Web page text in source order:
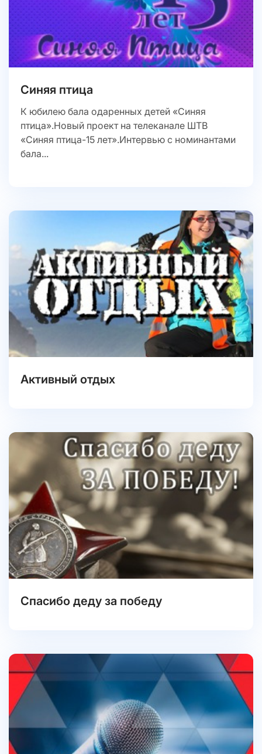
Синяя птица
К юбилею бала одаренных детей «Синяя
птица».Новый проект на телеканале ШТВ
«Синяя птица-15 лет».Интервью с номинантами
бала...
Активный отдых
Спасибо деду за победу